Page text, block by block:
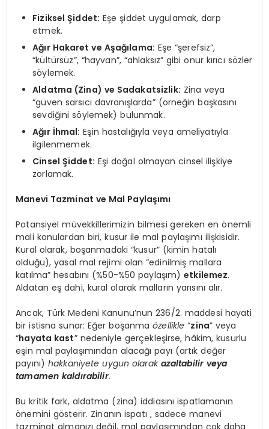
Fiziksel Şiddet: Eşe şiddet uygulamak, darp
etmek.
Ağır Hakaret ve Aşağılama: Eşe “şerefsiz”,
“kültürsüz”, “hayvan”, “ahlaksız” gibi onur kırıcı sözler
söylemek.
Aldatma (Zina) ve Sadakatsizlik: Zina veya
“güven sarsıcı davranışlarda” (örneğin başkasını
sevdiğini söylemek) bulunmak.
Ağır İhmal: Eşin hastalığıyla veya ameliyatıyla
ilgilenmemek.
Cinsel Şiddet: Eşi doğal olmayan cinsel ilişkiye
zorlamak.
Manevi Tazminat ve Mal Paylaşımı
Potansiyel müvekkillerimizin bilmesi gereken en önemli
mali konulardan biri, kusur ile mal paylaşımı ilişkisidir.
Kural olarak, boşanmadaki “kusur” (kimin hatalı
olduğu), yasal mal rejimi olan “edinilmiş mallara
katılma” hesabını (%50-%50 paylaşım)etkilemez.
Aldatan eş dahi, kural olarak malların yarısını alır.
Ancak, Türk Medeni Kanunu’nun 236/2. maddesi hayati
bir istisna sunar: Eğer boşanmaözellikle “zina” veya
“hayata kast” nedeniyle gerçekleşirse, hâkim, kusurlu
eşin mal paylaşımından alacağı payı (artık değer
payını)hakkaniyete uygun olarak azaltabilir veya
tamamen kaldırabilir.
Bu kritik fark, aldatma (zina) iddiasını ispatlamanın
önemini gösterir. Zinanın ispatı , sadece manevi